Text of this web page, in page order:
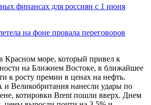
финансах для россиян с 1 июня
на фоне провала переговоров
Красном море, который привел к
на Ближнем Востоке, в ближайшее
к росту премии в ценах на нефть.
Великобритания нанесли удары по
котировки Brent пошли вверх. Днем